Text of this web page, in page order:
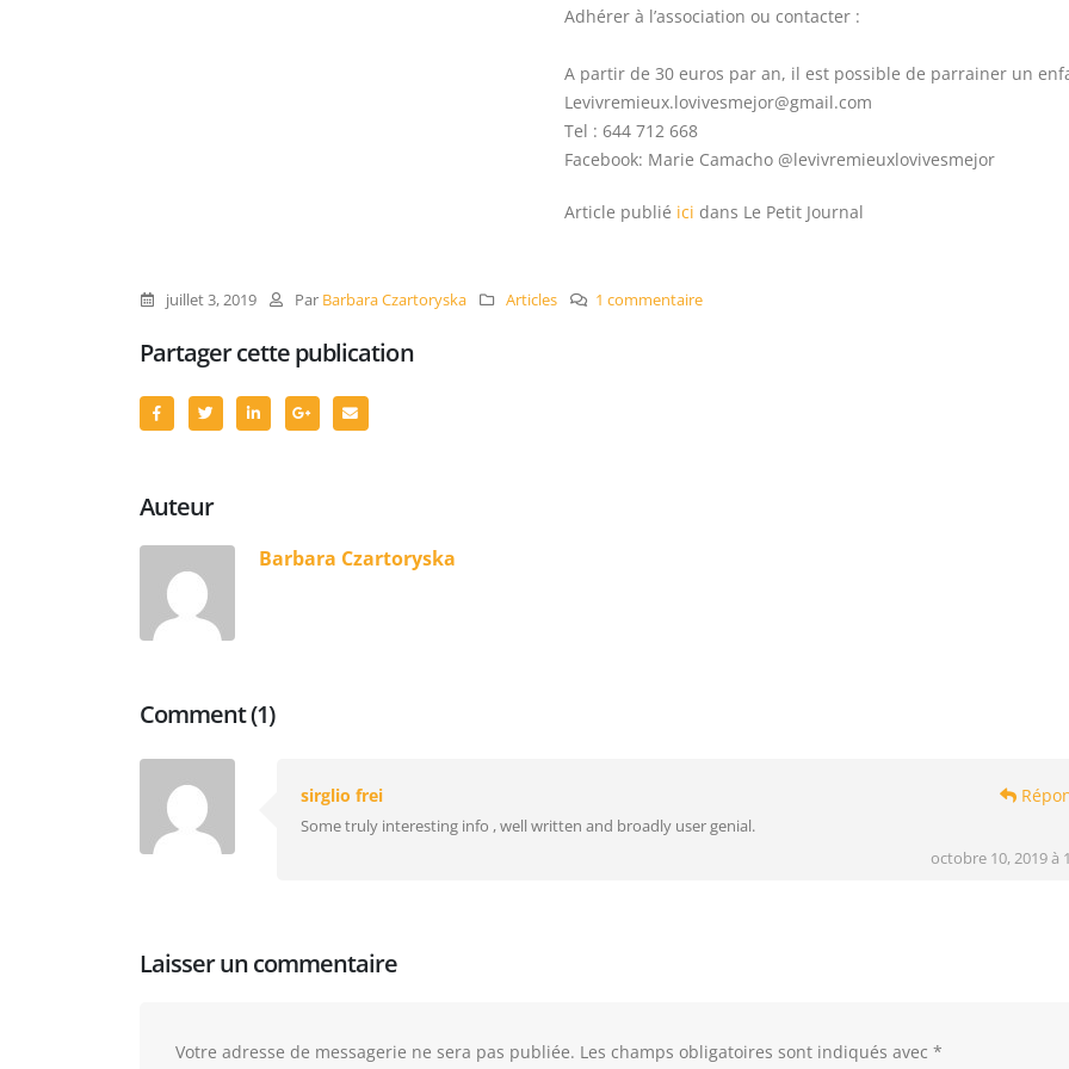
Adhérer à l’association ou contacter :
A partir de 30 euros par an, il est possible de parrainer un
Levivremieux.lovivesmejor@gmail.com
Tel : 644 712 668
Facebook: Marie Camacho @levivremieuxlovivesmejor
Article publié ici dans Le Petit Journal
juillet 3, 2019 Par Barbara Czartoryska Articles 1 commentaire
Partager cette publication
Auteur
Barbara Czartoryska
Comment (1)
sirglio frei
Some truly interesting info , well written and broadly user genial.
octobre 10, 2019 à
Laisser un commentaire
Votre adresse de messagerie ne sera pas publiée. Les champs obligatoires sont indiqués avec *